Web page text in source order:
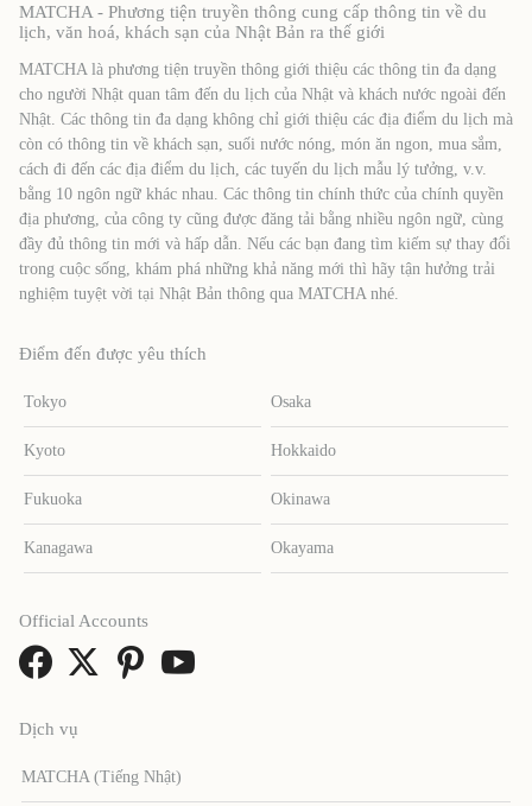
MATCHA - Phương tiện truyền thông cung cấp thông tin về du
lịch, văn hoá, khách sạn của Nhật Bản ra thế giới
MATCHA là phương tiện truyền thông giới thiệu các thông tin đa dạng
cho người Nhật quan tâm đến du lịch của Nhật và khách nước ngoài đến
Nhật. Các thông tin đa dạng không chỉ giới thiệu các địa điểm du lịch mà
còn có thông tin về khách sạn, suối nước nóng, món ăn ngon, mua sắm,
cách đi đến các địa điểm du lịch, các tuyến du lịch mẫu lý tưởng, v.v.
bằng 10 ngôn ngữ khác nhau. Các thông tin chính thức của chính quyền
địa phương, của công ty cũng được đăng tải bằng nhiều ngôn ngữ, cùng
đầy đủ thông tin mới và hấp dẫn. Nếu các bạn đang tìm kiếm sự thay đổi
trong cuộc sống, khám phá những khả năng mới thì hãy tận hưởng trải
nghiệm tuyệt vời tại Nhật Bản thông qua MATCHA nhé.
Điểm đến được yêu thích
Tokyo Osaka
Kyoto Hokkaido
Fukuoka Okinawa
Kanagawa Okayama
Dịch vụ
MATCHA (Tiếng Nhật)
Official Accounts